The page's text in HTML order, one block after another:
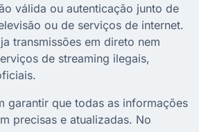
válida ou autenticação junto de
ou de serviços de internet.
transmissões em direto nem
de streaming ilegais,
garantir que todas as informações
precisas e atualizadas. No